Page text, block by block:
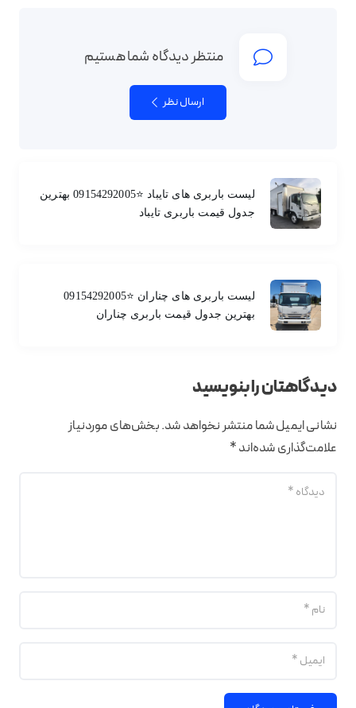
منتظر دیدگاه شما هستیم
ارسال نظر
لیست باربری های تایباد ⭐️09154292005 بهترین
جدول قیمت باربری تایباد
لیست باربری های چناران ⭐️09154292005
بهترین جدول قیمت باربری چناران
دیدگاهتان را بنویسید
نشانی ایمیل شما منتشر نخواهد شد.بخش‌های موردنیاز
علامت‌گذاری شده‌اند*